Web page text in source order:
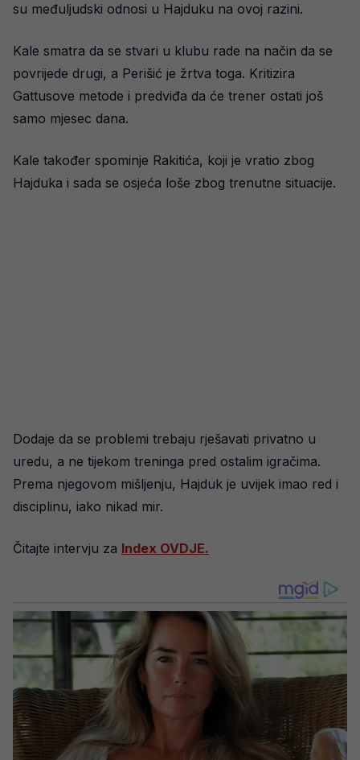
su međuljudski odnosi u Hajduku na ovoj razini.
Kale smatra da se stvari u klubu rade na način da se
povrijede drugi, a Perišić je žrtva toga. Kritizira
Gattusove metode i predviđa da će trener ostati još
samo mjesec dana.
Kale također spominje Rakitića, koji je vratio zbog
Hajduka i sada se osjeća loše zbog trenutne situacije.
Dodaje da se problemi trebaju rješavati privatno u
uredu, a ne tijekom treninga pred ostalim igračima.
Prema njegovom mišljenju, Hajduk je uvijek imao red i
disciplinu, iako nikad mir.
Čitajte intervju za Index OVDJE.